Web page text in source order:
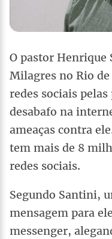
O pastor Henrique
Milagres no Rio
redes sociais
desabafo na
ameaças contra
tem mais de 8
redes sociais.
Segundo Santini,
mensagem para
messenger,